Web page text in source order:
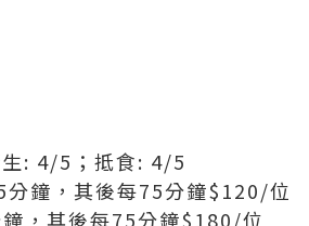
: 4/5；抵食: 4/5
鐘，其後每75分鐘$120/位
，其後每75分鐘$180/位